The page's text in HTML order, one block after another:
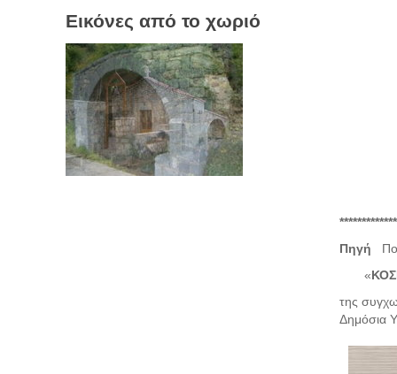
Πηγή
«
της
Δημόσια
Εικόνες από το χωριό